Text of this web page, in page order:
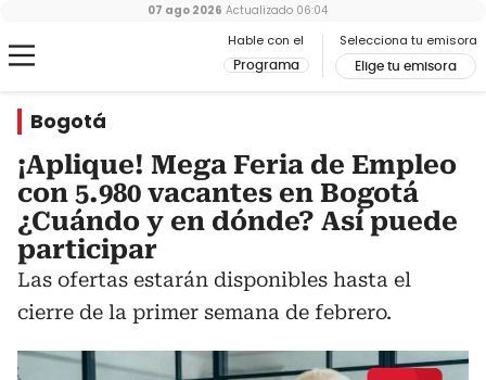
Hable con el
Programa
Selecciona tu emisora
Elige tu emisora
07 ago 2026 Actualizado 06:04
Bogotá
¡Aplique! Mega Feria de Empleo
con 5.980 vacantes en Bogotá
¿Cuándo y en dónde? Así puede
participar
Las ofertas estarán disponibles hasta el
cierre de la primer semana de febrero.